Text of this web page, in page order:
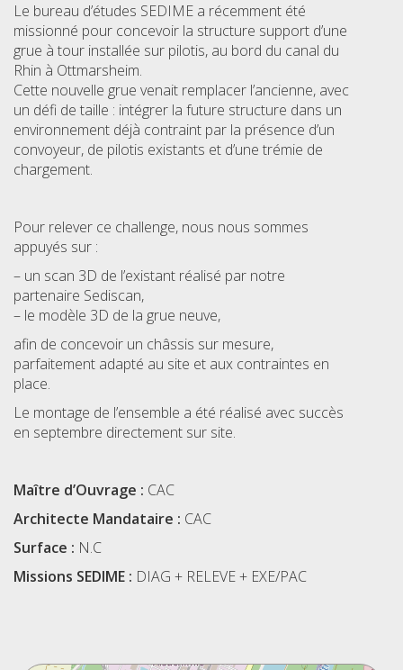
Le bureau d’études SEDIME a récemment été
missionné pour concevoir la structure support d’une
grue à tour installée sur pilotis, au bord du canal du
Rhin à Ottmarsheim.
Cette nouvelle grue venait remplacer l’ancienne, avec
un défi de taille : intégrer la future structure dans un
environnement déjà contraint par la présence d’un
convoyeur, de pilotis existants et d’une trémie de
chargement.
Pour relever ce challenge, nous nous sommes
appuyés sur :
– un scan 3D de l’existant réalisé par notre
partenaire Sediscan,
– le modèle 3D de la grue neuve,
afin de concevoir un châssis sur mesure,
parfaitement adapté au site et aux contraintes en
place.
Le montage de l’ensemble a été réalisé avec succès
en septembre directement sur site.
Maître d’Ouvrage : CAC
Architecte Mandataire : CAC
Surface : N.C
Missions SEDIME : DIAG + RELEVE + EXE/PAC